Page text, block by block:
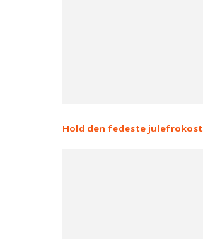
Hold den fedeste julefrokost